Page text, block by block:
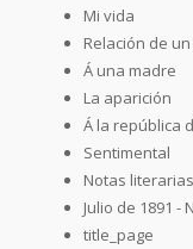
Mi vida
Relación de
Á una madre
La aparición
Á la república
Sentimental
Notas
Julio de 1891 -
title_page